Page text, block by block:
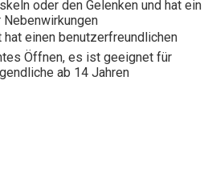
oder den Gelenken und hat ein
einen benutzerfreundlichen
Öffnen, es ist geeignet für
ab 14 Jahren